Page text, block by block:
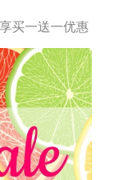
买一送一优惠